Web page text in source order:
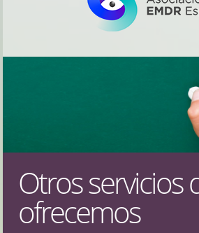
Otros servicios
ofrecemos